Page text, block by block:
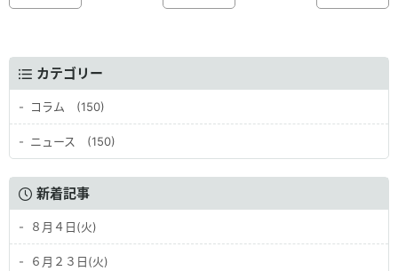
カテゴリー
コラム (150)
ニュース (150)
新着記事
８月４日(火)
６月２３日(火)